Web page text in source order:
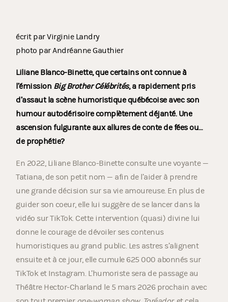
écrit par Virginie Landry
photo par Andréanne Gauthier
Liliane Blanco-Binette, que certains ont connue à
l’émission Big Brother Célébrités, a rapidement pris
d’assaut la scène humoristique québécoise avec son
humour autodérisoire complètement déjanté. Une
ascension fulgurante aux allures de conte de fées ou…
de prophétie?
En 2022, Liliane Blanco-Binette consulte une voyante —
Tatiana, de son petit nom — afin de l’aider à prendre
une grande décision sur sa vie amoureuse. En plus de
guider son coeur, elle lui suggère de se lancer dans la
vidéo sur TikTok. Cette intervention (quasi) divine lui
donne le courage de dévoiler ses contenus
humoristiques au grand public. Les astres s’alignent
ensuite et à ce jour, elle cumule 625 000 abonnés sur
TikTok et Instagram. L’humoriste sera de passage au
Théâtre Hector-Charland le 5 mars 2026 prochain avec